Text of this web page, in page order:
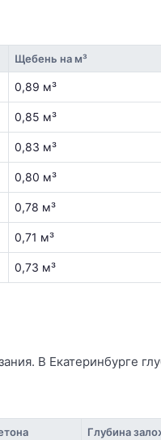
Щебень на м³
0,89 м³
0,85 м³
0,83 м³
0,80 м³
0,78 м³
0,71 м³
0,73 м³
В Екатеринбурге
Глубина